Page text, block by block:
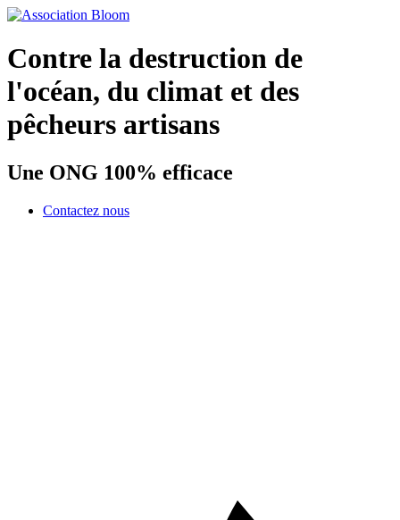
Contre la destruction de
l'océan, du climat et des
pêcheurs artisans
Une ONG 100% efficace
Contactez nous